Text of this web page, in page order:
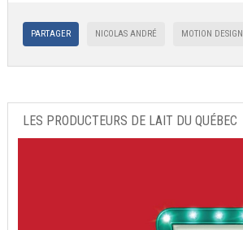
PARTAGER NICOLAS ANDRÉ MOTION DESIGN
LES PRODUCTEURS DE LAIT DU QUÉBEC